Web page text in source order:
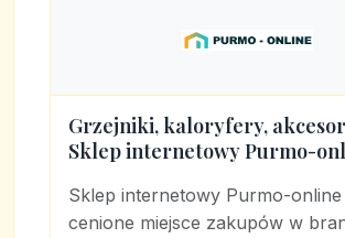
Grzejniki, kaloryfery,
Sklep internetowy Purmo-
Sklep internetowy Purmo-
cenione miejsce zakupów w